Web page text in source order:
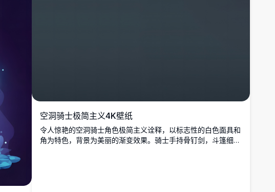
空洞骑士极简主义4K壁纸
令人惊艳的空洞骑士角色极简主义诠释，以标志性的白色面具和
角为特色，背景为美丽的渐变效果。骑士手持骨钉剑，斗篷细节